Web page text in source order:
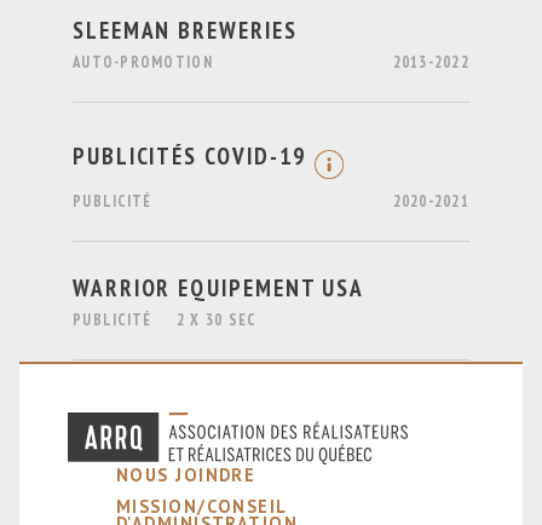
SLEEMAN BREWERIES
AUTO-PROMOTION 2013-2022
PUBLICITÉS COVID-19
PUBLICITÉ 2020-2021
WARRIOR EQUIPEMENT USA
PUBLICITÉ 2 X 30 SEC
NOUS JOINDRE
MISSION/CONSEIL